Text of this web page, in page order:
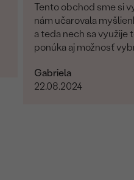
Tento obchod sme si
nám učarovala
a teda nech sa využije
ponúka aj možnosť
Bratislave, môžem len
vždy veľmi milá,
Gabriela
22.08.2024